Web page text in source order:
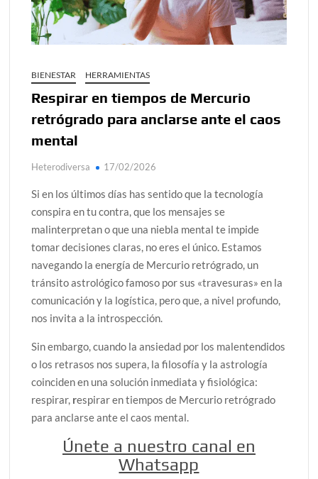
¿Conoces al rey del trópico? Seguro que sí
Día de Independencia 2026: de Patria Boba a Colombia
Salud mental digital: cómo frenar la ansiedad que
generan las redes sociales
Denuncia por violencia sexual en Colombia: así avanza
la dignidad humana
BIENESTAR HERRAMIENTAS
Respirar en tiempos de Mercurio
retrógrado para anclarse ante el caos
mental
Heterodiversa 17/02/2026
Si en los últimos días has sentido que la tecnología
conspira en tu contra, que los mensajes se
malinterpretan o que una niebla mental te impide
tomar decisiones claras, no eres el único. Estamos
navegando la energía de Mercurio retrógrado, un
tránsito astrológico famoso por sus «travesuras» en la
comunicación y la logística, pero que, a nivel profundo,
nos invita a la introspección.
Sin embargo, cuando la ansiedad por los malentendidos
o los retrasos nos supera, la filosofía y la astrología
coinciden en una solución inmediata y fisiológica:
respirar, respirar en tiempos de Mercurio retrógrado
para anclarse ante el caos mental.
Únete a nuestro canal en
Whatsapp